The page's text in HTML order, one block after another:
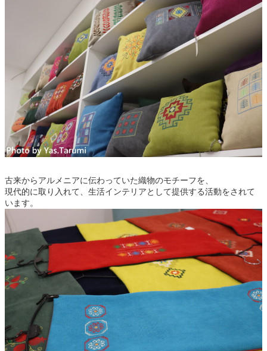
古来からアルメニアに伝わっていた織物のモチーフを、
現代的に取り入れて、生活インテリアとして提供する活動をされて
います。